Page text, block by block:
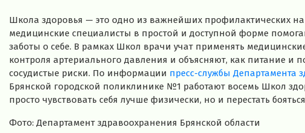
Школа здоровья — это одно из важнейших профилактических
медицинские специалисты в простой и доступной форме
заботы о себе. В рамках Школ врачи учат применять
контроля артериального давления и объясняют, как питание
сосудистые риски. По информации пресс-службы Департамента
Брянской городской поликлинике №1 работают восемь Школ
просто чувствовать себя лучше физически, но и перестать
Фото: Департамент здравоохранения Брянской области